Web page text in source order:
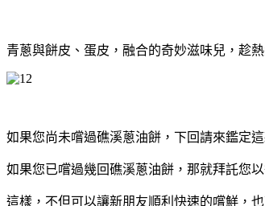
青蔥與餅皮、蛋皮，融合的奇妙滋味兒，趁
如果您尚未嚐過礁溪蔥油餅，下回請來鑑定
如果您已嚐過幾回礁溪蔥油餅，那就拜託您
這樣，不但可以讓新朋友順利快速的嚐鮮，